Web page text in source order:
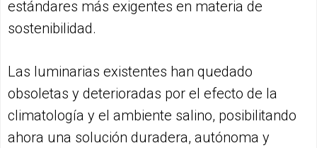
estándares más exigentes en materia de
sostenibilidad.
Las luminarias existentes han quedado
obsoletas y deterioradas por el efecto de la
climatología y el ambiente salino, posibilitando
ahora una solución duradera, autónoma y